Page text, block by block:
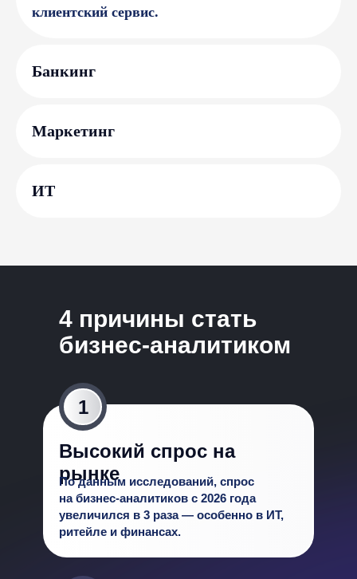
клиентский сервис.
Банки нг
Марк етинг
ИТ
4 причины стать
бизнес-аналитиком
Высокий спрос на
рын ке
По данным исследований, спрос
на бизнес-аналитиков с 2026 года
увеличился в 3 раза — особенно в ИТ,
ритейле и финансах.
1